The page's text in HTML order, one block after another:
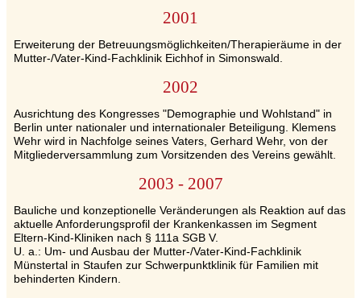
2001
Erweiterung der Betreuungsmöglichkeiten/Therapieräume in der
Mutter-/Vater-Kind-Fachklinik Eichhof in Simonswald.
2002
Ausrichtung des Kongresses "Demographie und Wohlstand" in
Berlin unter nationaler und internationaler Beteiligung. Klemens
Wehr wird in Nachfolge seines Vaters, Gerhard Wehr, von der
Mitgliederversammlung zum Vorsitzenden des Vereins gewählt.
2003 - 2007
Bauliche und konzeptionelle Veränderungen als Reaktion auf das
aktuelle Anforderungsprofil der Krankenkassen im Segment
Eltern-Kind-Kliniken nach § 111a SGB V.
U. a.: Um- und Ausbau der Mutter-/Vater-Kind-Fachklinik
Münstertal in Staufen zur Schwerpunktklinik für Familien mit
behinderten Kindern.